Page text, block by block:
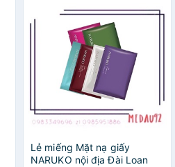
Lẻ miếng Mặt nạ giấy
NARUKO nội địa Đài Loan